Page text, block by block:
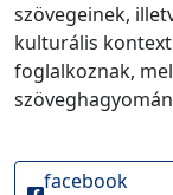
szövegeinek,
kulturális
foglalkoznak,
facebook